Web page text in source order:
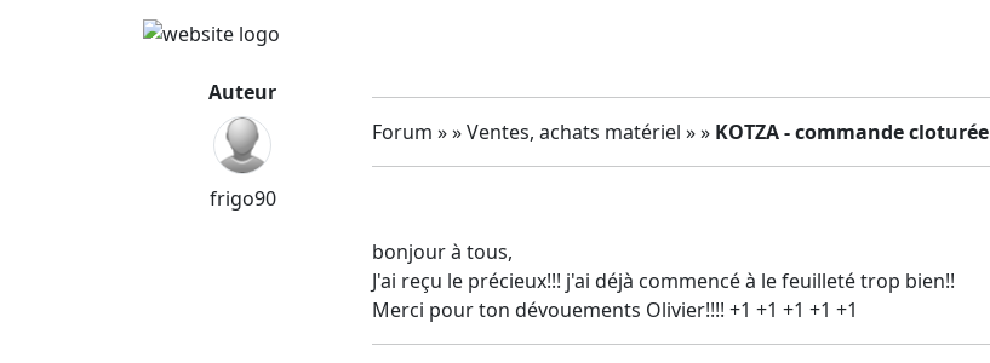
Auteur
frigo90
Forum » » Ventes, achats matériel » » KOTZA - commande cloturée
bonjour à tous,
J'ai reçu le précieux!!! j'ai déjà commencé à le feuilleté trop bien!!
Merci pour ton dévouements Olivier!!!! +1 +1 +1 +1 +1